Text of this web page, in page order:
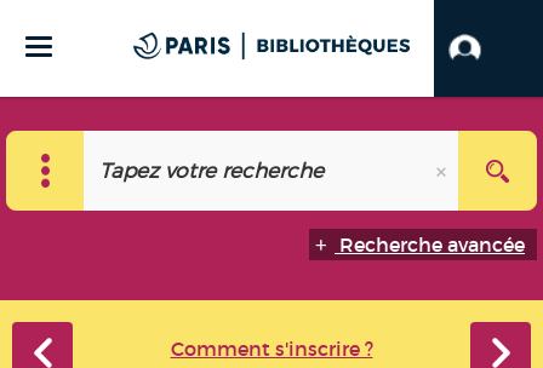
Recherche avancée
Comment s'inscrire ?